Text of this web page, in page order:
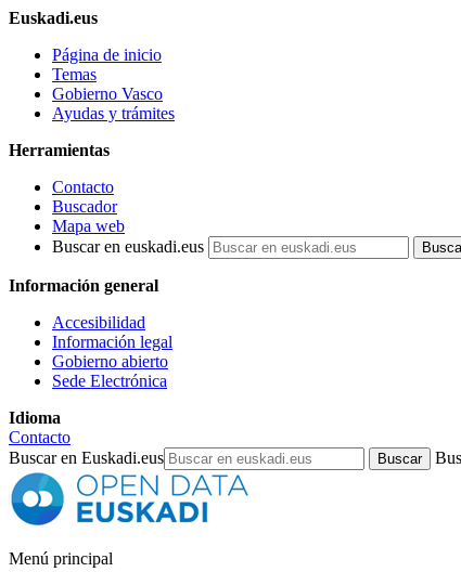
Euskadi.eus
Página de inicio
Temas
Gobierno Vasco
Ayudas y trámites
Herramientas
Contacto
Buscador
Mapa web
Buscar en euskadi.eus
Información general
Accesibilidad
Información legal
Gobierno abierto
Sede Electrónica
Idioma
Contacto
Buscar en Euskadi.eus
Menú principal